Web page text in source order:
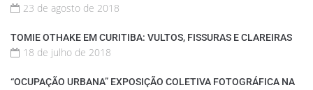
23 de agosto de 2018
TOMIE OTHAKE EM CURITIBA: VULTOS, FISSURAS E CLAREIRAS
18 de julho de 2018
“OCUPAÇÃO URBANA” EXPOSIÇÃO COLETIVA FOTOGRÁFICA NA